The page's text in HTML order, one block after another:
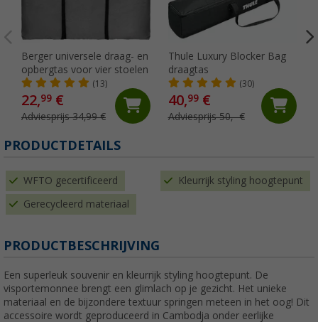
Berger universele draag- en
opbergtas voor vier stoelen
(13)
22,99 €
Adviesprijs 34,99 €
Thule Luxury Blocker Bag
draagtas
(30)
40,99€
Adviesprijs 50,- €
PRODUCTDETAILS
WFTO gecertificeerd Kleurrijk styling hoogtepunt
Gerecycleerd materiaal
PRODUCTBESCHRIJVING
Een superleuk souvenir en kleurrijk styling hoogtepunt. De
visportemonnee brengt een glimlach op je gezicht. Het unieke
materiaal en de bijzondere textuur springen meteen in het oog! Dit
accessoire wordt geproduceerd in Cambodja onder eerlijke